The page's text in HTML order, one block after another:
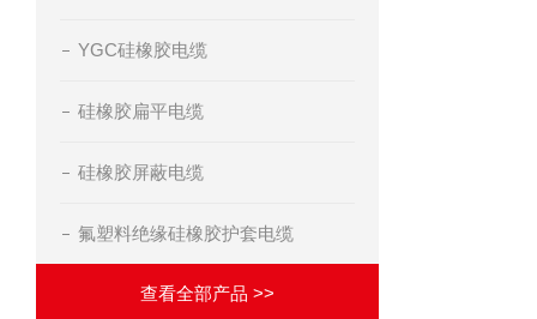
YGC硅橡胶电缆
硅橡胶扁平电缆
硅橡胶屏蔽电缆
氟塑料绝缘硅橡胶护套电缆
查看全部产品 >>